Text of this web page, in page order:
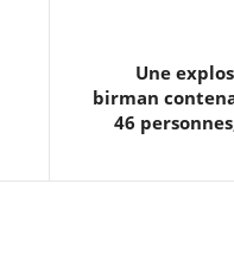
Une
birman
46